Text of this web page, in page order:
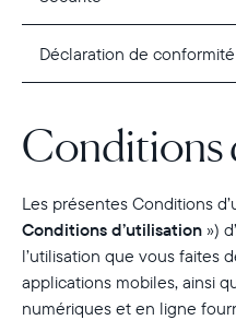
Déclaration de conformité
Conditions
Les présentes Conditions
Conditions d’utilisation »)
l’utilisation que vous faites
applications mobiles, ainsi
numériques et en ligne